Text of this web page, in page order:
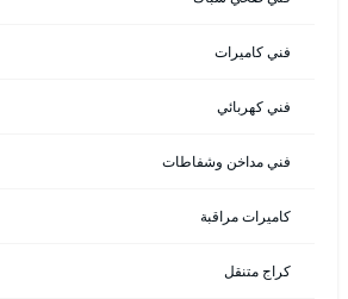
فني كاميرات
فني كهربائي
فني مداخن وشفاطات
كاميرات مراقبة
كراج متنقل